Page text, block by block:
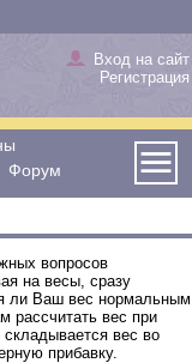
Вход на сайт
Регистрация
Форум
вопросов
на весы, сразу
ли Ваш вес нормальным
рассчитать вес при
вес во
прибавку.